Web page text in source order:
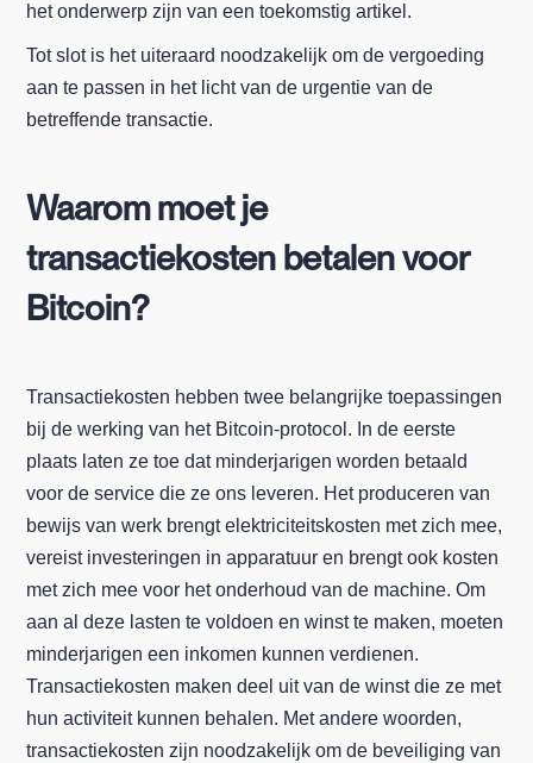
het onderwerp zijn van een toekomstig artikel.
Tot slot is het uiteraard noodzakelijk om de vergoeding
aan te passen in het licht van de urgentie van de
betreffende transactie.
Waarom moet je
transactiekosten betalen voor
Bitcoin?
Transactiekosten hebben twee belangrijke toepassingen
bij de werking van het Bitcoin-protocol. In de eerste
plaats laten ze toe dat minderjarigen worden betaald
voor de service die ze ons leveren. Het produceren van
bewijs van werk brengt elektriciteitskosten met zich mee,
vereist investeringen in apparatuur en brengt ook kosten
met zich mee voor het onderhoud van de machine. Om
aan al deze lasten te voldoen en winst te maken, moeten
minderjarigen een inkomen kunnen verdienen.
Transactiekosten maken deel uit van de winst die ze met
hun activiteit kunnen behalen. Met andere woorden,
transactiekosten zijn noodzakelijk om de beveiliging van